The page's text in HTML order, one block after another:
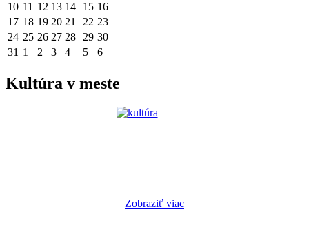
10 11 12 13 14 15 16
17 18 19 20 21 22 23
24 25 26 27 28 29 30
31 1 2 3 4 5 6
Kultúra v meste
Zobraziť viac